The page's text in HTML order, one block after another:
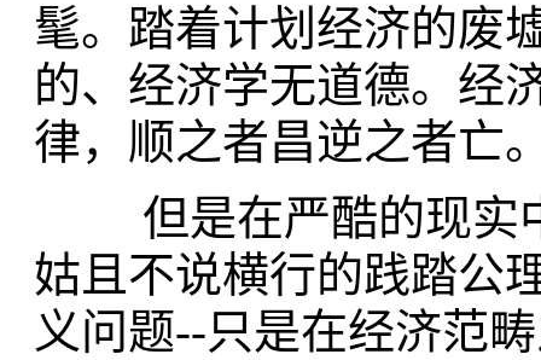
髦。踏着计划经济的废
的、经济学无道德。经
律，顺之者昌逆之者亡
但是在严酷的现实中
姑且不说横行的践踏公
义问题--只是在经济范